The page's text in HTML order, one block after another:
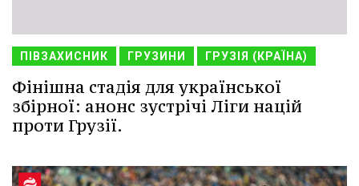
ПІВЗАХИСНИК ГРУЗИНИ ГРУЗІЯ (КРАЇНА)
Фінішна стадія для української
збірної: анонс зустрічі Ліги націй
проти Грузії.